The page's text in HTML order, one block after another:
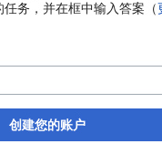
务，并在框中输入答案（
创建您的账户